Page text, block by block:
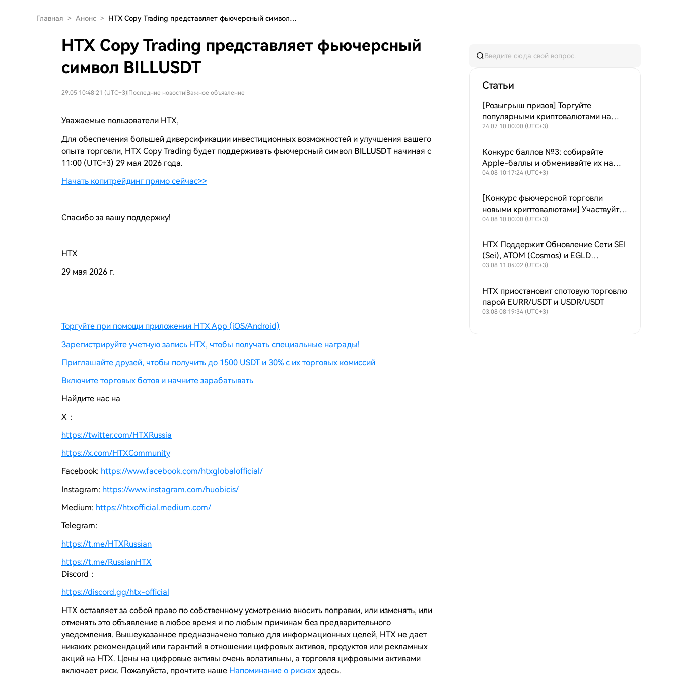
Главная > Анонс > HTX Copy Trading представляет фьючерсный символ…
HTX Copy Trading представляет фьючерсный
символ BILLUSDT
29.05 10:48:21 (UTC+3) Последние новости Важное объявление
Уважаемые пользователи HTX,
Для обеспечения большей диверсификации инвестиционных возможностей и улучшения вашего
опыта торговли, HTX Copy Trading будет поддерживать фьючерсный символ BILLUSDT начиная с
11:00 (UTC+3) 29 мая 2026 года.
Начать копитрейдинг прямо сейчас>>
Спасибо за вашу поддержку!
HTX
29 мая 2026 г.
Торгуйте при помощи приложения HTX App (iOS/Android)
Зарегистрируйте учетную запись HTX, чтобы получать специальные награды!
Приглашайте друзей, чтобы получить до 1500 USDT и 30% с их торговых комиссий
Включите торговых ботов и начните зарабатывать
Найдите нас на
X：
https://twitter.com/HTXRussia
https://x.com/HTXCommunity
Facebook: https://www.facebook.com/htxglobalofficial/
Instagram: https://www.instagram.com/huobicis/
Medium: https://htxofficial.medium.com/
Telegram:
https://t.me/HTXRussian
https://t.me/RussianHTX
Discord：
https://discord.gg/htx-official
HTX оставляет за собой право по собственному усмотрению вносить поправки, или изменять, или
отменять это объявление в любое время и по любым причинам без предварительного
уведомления. Вышеуказанное предназначено только для информационных целей, HTX не дает
никаких рекомендаций или гарантий в отношении цифровых активов, продуктов или рекламных
акций на HTX. Цены на цифровые активы очень волатильны, а торговля цифровыми активами
включает риск. Пожалуйста, прочтите наше Напоминание о рисках здесь.
Статьи
[Розыгрыш призов] Торгуйте
популярными криптовалютами на
споте и участвуйте в розыгрыше —
$50 000
24.07 10:00:00 (UTC+3)
Конкурс баллов №3: собирайте
Apple-баллы и обменивайте их на
обновлённый фонд Apple 2026 года!
04.08 10:17:24 (UTC+3)
[Конкурс фьючерсной торговли
новыми криптовалютами] Участвуйте
и делите 1 000 000 000 $HTX каждую
04.08 10:00:00 (UTC+3)
HTX Поддержит Обновление Сети SEI
(Sei), ATOM (Cosmos) и EGLD
(MultiversX)
03.08 11:04:02 (UTC+3)
HTX приостановит спотовую торговлю
парой EURR/USDT и USDR/USDT
03.08 08:19:34 (UTC+3)